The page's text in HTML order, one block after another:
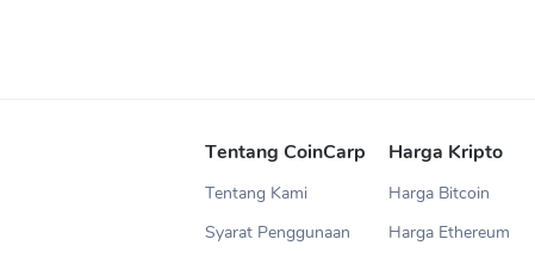
Tentang CoinCarp
Tentang Kami
Syarat Penggunaan
Harga Kripto
Harga Bitcoin
Harga Ethereum